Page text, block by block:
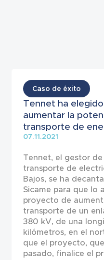
Caso de éxito
Tennet ha
aumentar la
transporte de
07.11.2021
Tennet, el gestor
transporte de
Bajos, se ha
Sicame para que lo
proyecto de
transporte de un
380 kV, de una
kilómetros, en el
que el proyecto,
pasado, finalice el